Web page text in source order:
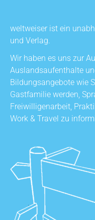
weltweiser ist ein
und Verlag.
Wir haben es uns zur
Auslandsaufenthalte
Bildungsangebote wie
Gastfamilie werden,
Freiwilligenarbeit,
Work & Travel zu